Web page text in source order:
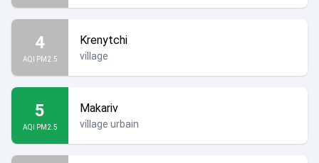
4
AQI PM2.5
Krenytchi
village
5
AQI PM2.5
Makariv
village urbain